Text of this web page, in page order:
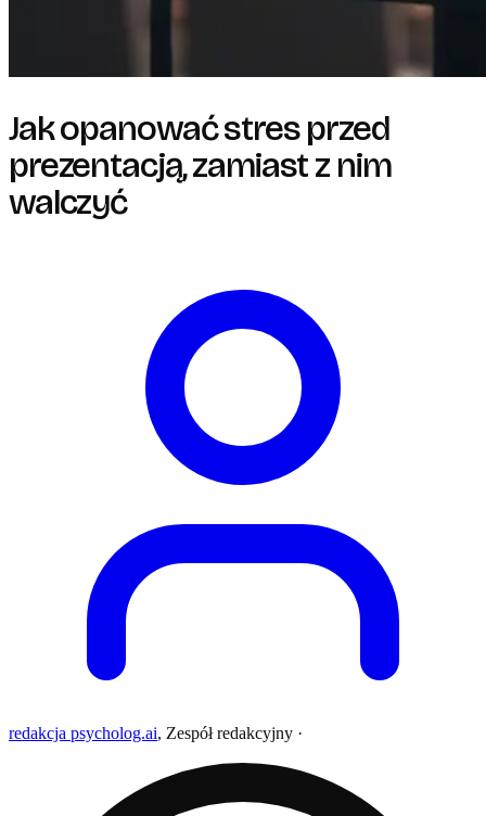
Jak opanować stres przed
prezentacją, zamiast z nim
walczyć
redakcja psycholog.ai, Zespół redakcyjny ·